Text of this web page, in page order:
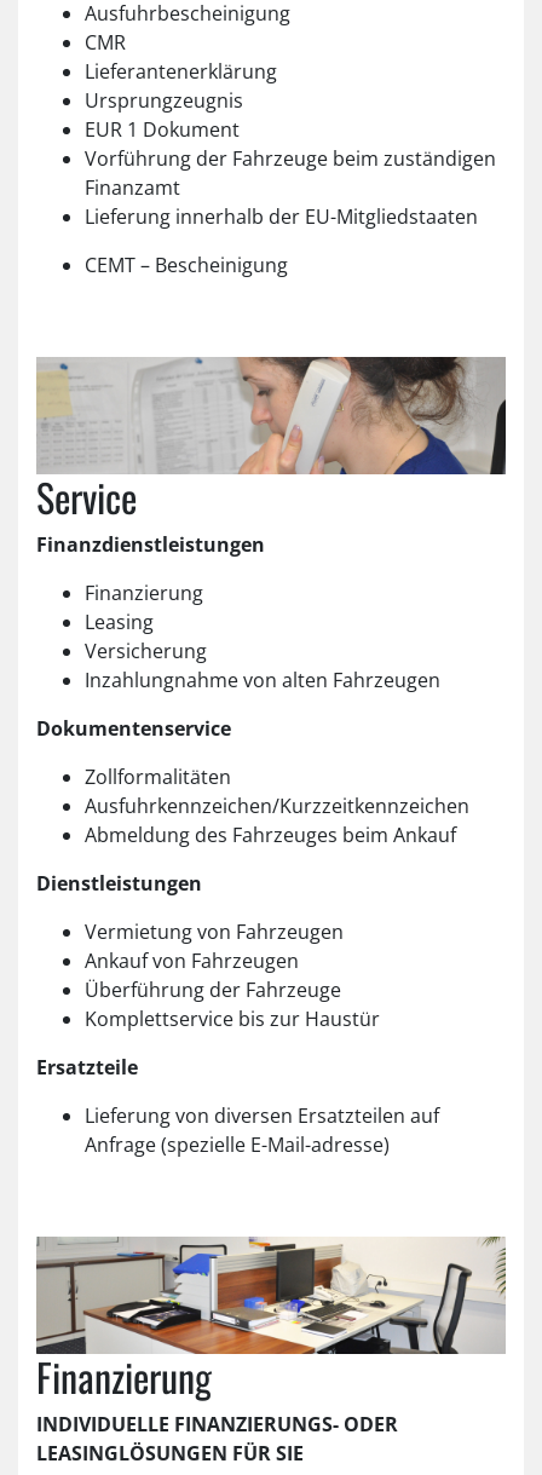
Ausfuhrbescheinigung
CMR
Lieferantenerklärung
Ursprungzeugnis
EUR 1 Dokument
Vorführung der Fahrzeuge beim zuständigen
Finanzamt
Lieferung innerhalb der EU-Mitgliedstaaten
CEMT – Bescheinigung
Service
Finanzdienstleistungen
Finanzierung
Leasing
Versicherung
Inzahlungnahme von alten Fahrzeugen
Dokumentenservice
Zollformalitäten
Ausfuhrkennzeichen/Kurzzeitkennzeichen
Abmeldung des Fahrzeuges beim Ankauf
Dienstleistungen
Vermietung von Fahrzeugen
Ankauf von Fahrzeugen
Überführung der Fahrzeuge
Komplettservice bis zur Haustür
Ersatzteile
Lieferung von diversen Ersatzteilen auf
Anfrage (spezielle E-Mail-adresse)
Finanzierung
INDIVIDUELLE FINANZIERUNGS- ODER
LEASINGLÖSUNGEN FÜR SIE